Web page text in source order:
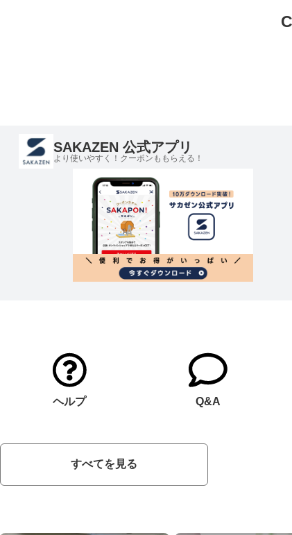
SAKAZEN 公式アプリ
より使いやすく！クーポンももらえる！
ヘルプ Q&A
すべてを見る